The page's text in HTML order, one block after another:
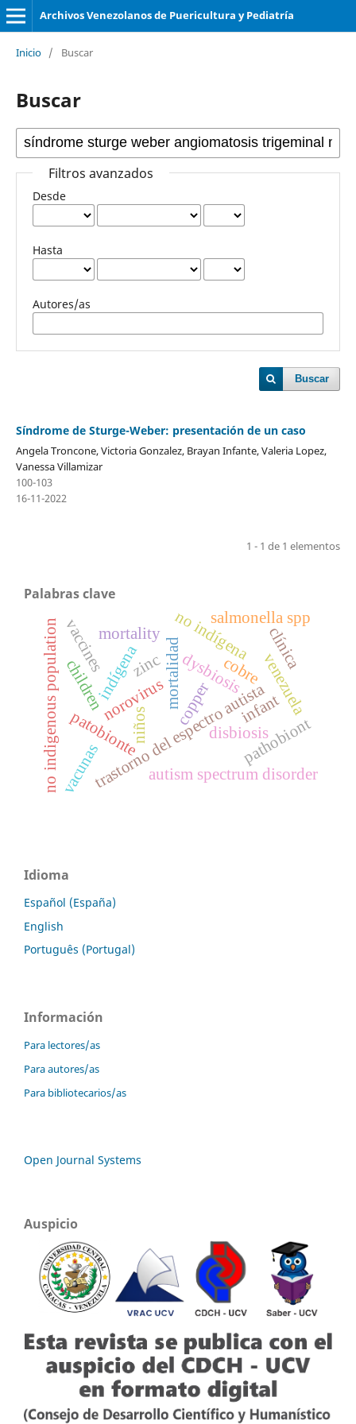
Archivos Venezolanos de Puericultura y Pediatría
Inicio / Buscar
Buscar
Filtros avanzados
Desde
Hasta
Autores/as
Buscar
Síndrome de Sturge-Weber: presentación de un caso
Angela Troncone, Victoria Gonzalez, Brayan Infante, Valeria Lopez,
Vanessa Villamizar
100-103
16-11-2022
1 - 1 de 1 elementos
Palabras clave
trastorno del espectro autista
cobre
zinc
disbiosis
patobionte
autism spectrum disorder
copper
dysbiosis
pathobiont
mortalidad
indígena
no indígena
niños
venezuela
mortality
no indigenous populationchildren
vacunas
norovirus
salmonella spp
vaccines
infant
clínica
Idioma
Español (España)
English
Português (Portugal)
Información
Para lectores/as
Para autores/as
Para bibliotecarios/as
Open Journal Systems
Auspicio